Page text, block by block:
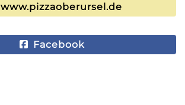
www.pizzaoberursel.de
Facebook